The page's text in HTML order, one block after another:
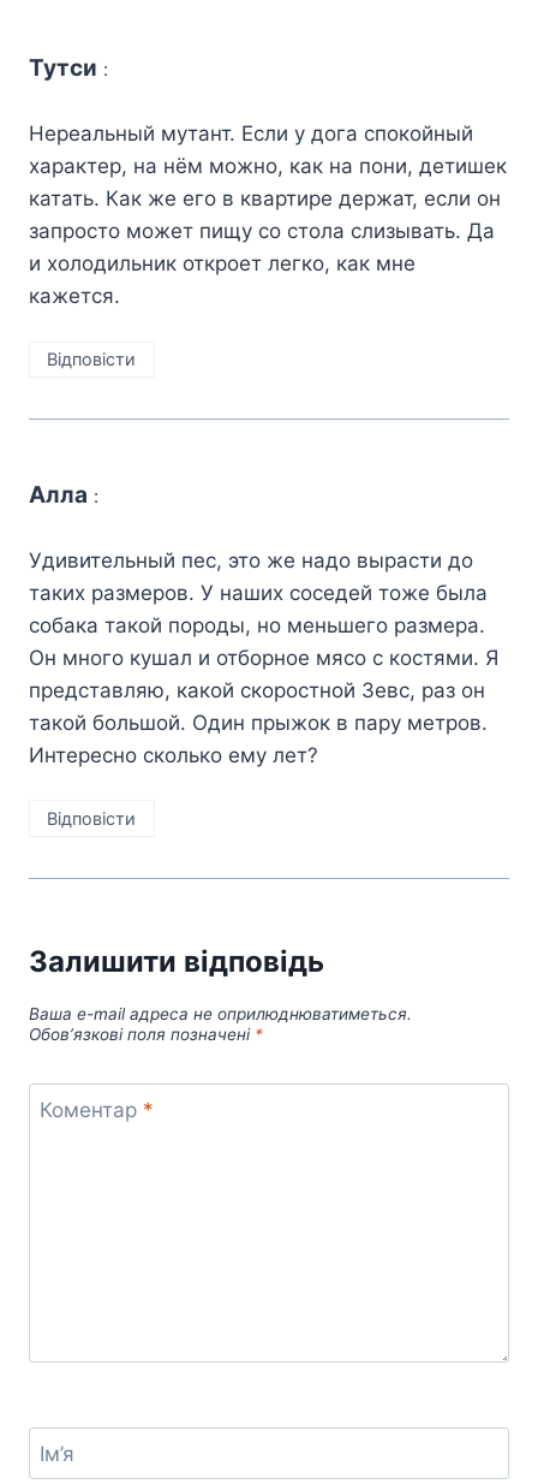
Тутси :
Нереальный мутант. Если у дога спокойный
характер, на нём можно, как на пони, детишек
катать. Как же его в квартире держат, если он
запросто может пищу со стола слизывать. Да
и холодильник откроет легко, как мне
кажется.
Відповіcти
Алла :
Удивительный пес, это же надо вырасти до
таких размеров. У наших соседей тоже была
собака такой породы, но меньшего размера.
Он много кушал и отборное мясо с костями. Я
представляю, какой скоростной Зевс, раз он
такой большой. Один прыжок в пару метров.
Интересно сколько ему лет?
Відповіcти
Залишити відповідь
Ваша e-mail адреса не оприлюднюватиметься.
Обов’язкові поля позначені *
Коментар *
Ім’я